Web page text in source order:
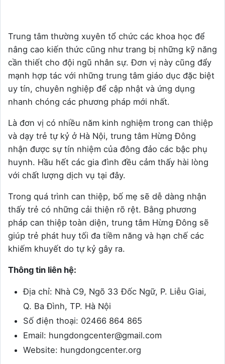
Trung tâm thường xuyên tổ chức các khoa học để
nâng cao kiến thức cũng như trang bị những kỹ năng
cần thiết cho đội ngũ nhân sự. Đơn vị này cũng đẩy
mạnh hợp tác với những trung tâm giáo dục đặc biệt
uy tín, chuyên nghiệp để cập nhật và ứng dụng
nhanh chóng các phương pháp mới nhất.
Là đơn vị có nhiều năm kinh nghiệm trong can thiệp
và dạy trẻ tự kỷ ở Hà Nội, trung tâm Hừng Đông
nhận được sự tín nhiệm của đông đảo các bậc phụ
huynh. Hầu hết các gia đình đều cảm thấy hài lòng
với chất lượng dịch vụ tại đây.
Trong quá trình can thiệp, bố mẹ sẽ dễ dàng nhận
thấy trẻ có những cải thiện rõ rệt. Bằng phương
pháp can thiệp toàn diện, trung tâm Hừng Đông sẽ
giúp trẻ phát huy tối đa tiềm năng và hạn chế các
khiếm khuyết do tự kỷ gây ra.
Thông tin liên hệ:
Địa chỉ: Nhà C9, Ngõ 33 Đốc Ngữ, P. Liễu Giai,
Q. Ba Đình, TP. Hà Nội
Số điện thoại: 02466 864 865
Email: hungdongcenter@gmail.com
Website: hungdongcenter.org